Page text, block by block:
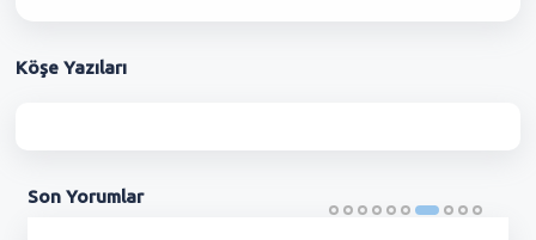
Köşe Yazıları
Son Yorumlar